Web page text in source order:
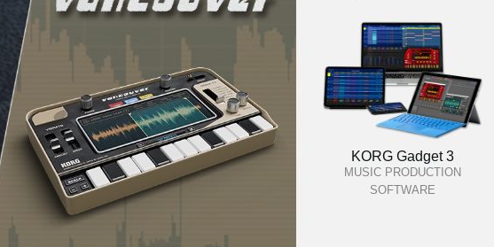
KORG Gadget 3
MUSIC PRODUCTION
SOFTWARE